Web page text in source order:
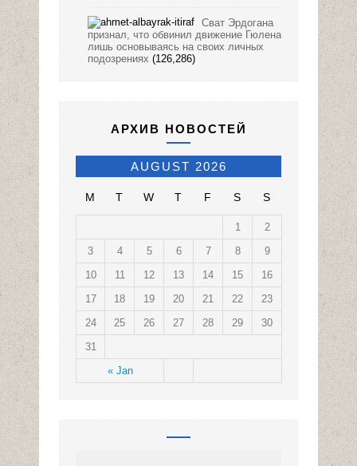
Сват Эрдогана
признал, что обвинил движение Гюлена
лишь основываясь на своих личных
подозрениях (126,286)
АРХИВ НОВОСТЕЙ
AUGUST 2026
M T W T F S S
« Jan
1
2
3
4 5 6 7 8
9
10
11 12 13 14 15
16
17
18 19 20 21 22
23
24
25 26 27 28 29
30
31